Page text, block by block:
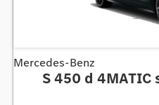
Mercedes-Benz
S 450 d 4MATIC